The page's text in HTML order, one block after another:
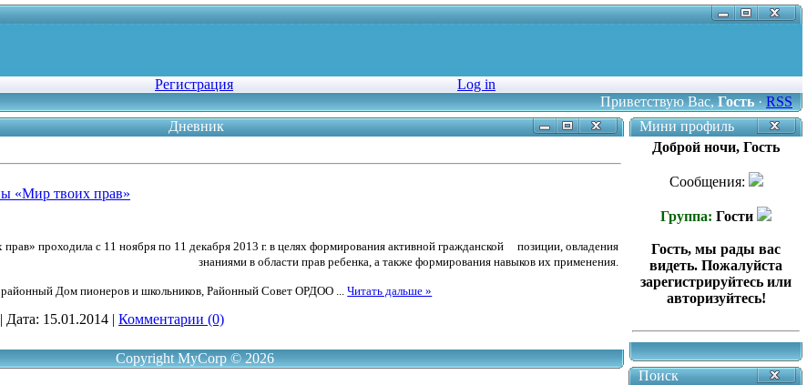
Регистрация
Log in
Приветствую Вас,Гость·RSS
Дневник
«Мир твоих прав»
проходила с 11 ноября по 11 декабря 2013 г. в целях формирования активной гражданской
позиции, овладения
знаниями в области прав ребенка, а также формирования навыков их применения.
районный Дом пионеров и школьников, Районный Совет ОРДОО ...Читать дальше »
| Дата: 15.01.2014 | Комментарии (0)
Copyright MyCorp © 2026
Мини профиль
Доброй ночи, Гость
Сообщения:
Группа: Гости
Гость, мы рады вас
видеть. Пожалуйста
зарегистрируйтесь или
авторизуйтесь!
Поиск